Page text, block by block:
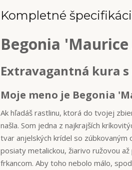
Kompletné
Begonia
Extravagantná kura
Moje meno je Begonia
Ak hľadáš rastlinu, ktorá do tvojej
našla. Som jedna z najkrajších
tvar anjelských krídel so zúbkovaným
posiaty metalickou, žiarivo ružovou
frkancom. Aby toho nebolo málo,